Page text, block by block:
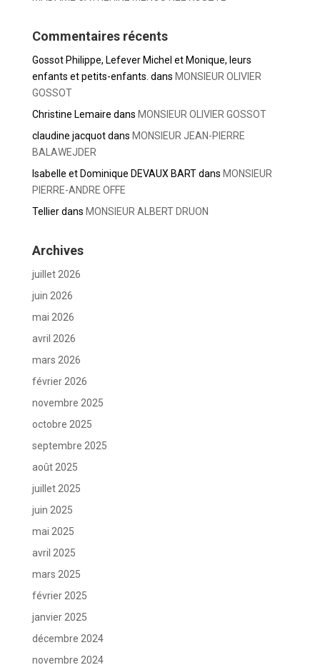
Commentaires récents
Gossot Philippe, Lefever Michel et Monique, leurs
enfants et petits-enfants. dans MONSIEUR OLIVIER
GOSSOT
Christine Lemaire dans MONSIEUR OLIVIER GOSSOT
claudine jacquotdans MONSIEUR JEAN-PIERRE
BALAWEJDER
Isabelle et Dominique DEVAUX BARTdans MONSIEUR
PIERRE-ANDRE OFFE
Tellierdans MONSIEUR ALBERT DRUON
Archives
juillet 2026
juin 2026
mai 2026
avril 2026
mars 2026
février 2026
novembre 2025
octobre 2025
septembre 2025
août 2025
juillet 2025
juin 2025
mai 2025
avril 2025
mars 2025
février 2025
janvier 2025
décembre 2024
novembre 2024